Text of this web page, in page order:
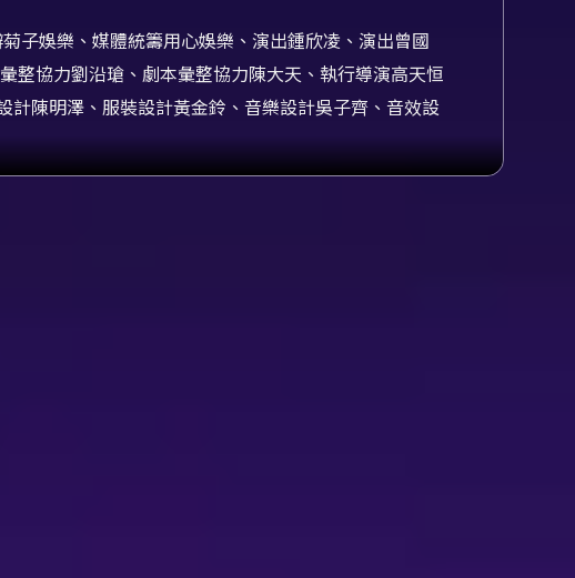
娛樂、媒體統籌用心娛樂、演出鍾欣凌、演出曾國
整協力劉沿瑲、劇本彙整協力陳大天、執行導演高天恒
陳明澤、服裝設計黃金鈴、音樂設計吳子齊、音效設
宋耀、執行製作謝芷盈、執行製作邱奕慈、營運總監余
周品懸、公關經理徐桐炘、公關經理吳孟庭、票務前台
形式，將脫口秀、漫才、情境實作與互動式劇場混
三年45場巡演、累計6萬人次好評的基礎，將原有的喜
分為上、下半場：上半場以全明星脫口喜劇、漫才與
《網路全民賤保》、《暗賤商人》等，讓觀眾在密集
一套經典故事（例如節目中提及的《武松打虎》）與
上台擔任第五位演員，加上一位當場的特別嘉賓出任
觀演體驗來看，本作品兼具娛樂性與場域實驗性：一
透過劇場情境的模擬與演員示範，觀察日常生活中